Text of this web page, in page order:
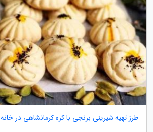
طرز تهیه شیرینی برنجی با کره کرمانشاهی در خانه